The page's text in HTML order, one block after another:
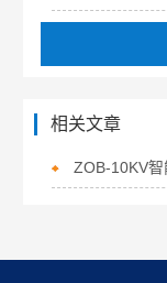
相关文章
ZOB-10KV